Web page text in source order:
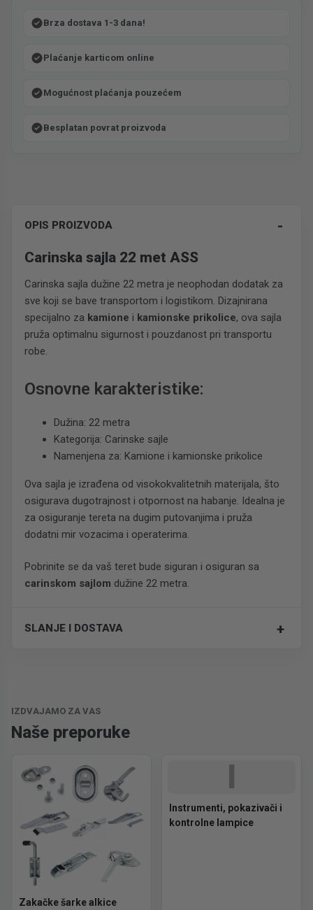
Brza dostava 1-3 dana!
Plaćanje karticom online
Mogućnost plaćanja pouzećem
Besplatan povrat proizvoda
OPIS PROIZVODA
Carinska sajla 22 met ASS
Carinska sajla dužine 22 metra je neophodan dodatak za
sve koji se bave transportom i logistikom. Dizajnirana
specijalno za kamione i kamionske prikolice, ova sajla
pruža optimalnu sigurnost i pouzdanost pri transportu
robe.
Osnovne karakteristike:
Dužina: 22 metra
Kategorija: Carinske sajle
Namenjena za: Kamione i kamionske prikolice
Ova sajla je izrađena od visokokvalitetnih materijala, što
osigurava dugotrajnost i otpornost na habanje. Idealna je
za osiguranje tereta na dugim putovanjima i pruža
dodatni mir vozacima i operaterima.
Pobrinite se da vaš teret bude siguran i osiguran sa
carinskom sajlom dužine 22 metra.
-
SLANJE I DOSTAVA +
IZDVAJAMO ZA VAS
Naše preporuke
Zakačke šarke alkice
I
Instrumenti, pokazivači i
kontrolne lampice